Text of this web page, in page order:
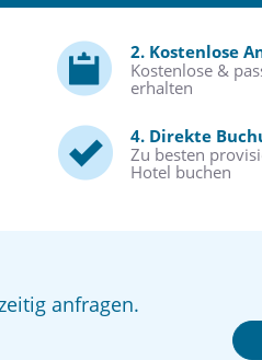
2. Kostenlose
Kostenlose &
erhalten
4. Direkte
Zu besten
Hotel buchen
anfragen.